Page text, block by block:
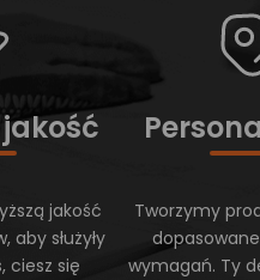
jakość
aby służyły
ciesz się
Tworzymy
wymagań. Ty